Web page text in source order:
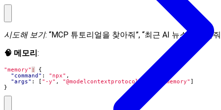
시도해 보기: “MCP 튜토리얼을 찾아줘”, “최근 AI 뉴스를 찾아
🧠 메모리:
"memory" :
{
"command" : "npx" ,
"args" : [ "-y" , "@modelcontextprotocol/server-memory" ]
}